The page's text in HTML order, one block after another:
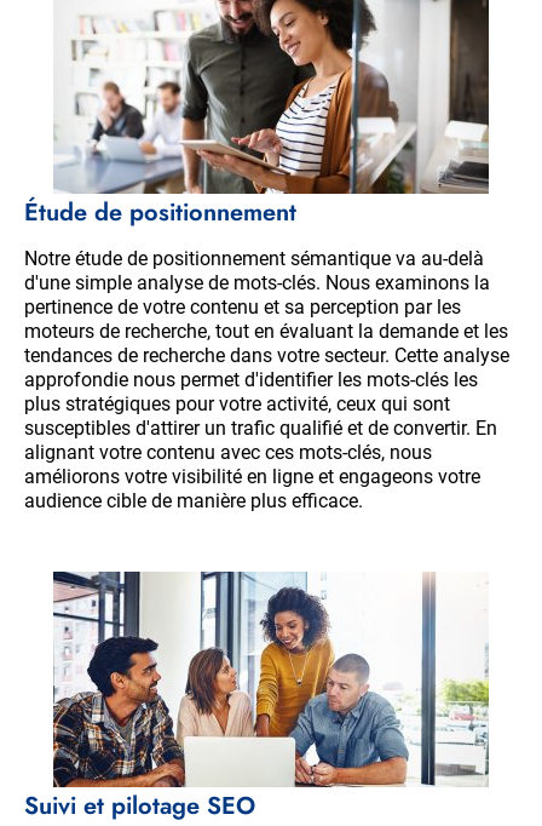
Étude de positionnement
Notre étude de positionnement sémantique va au-delà
d'une simple analyse de mots-clés. Nous examinons la
pertinence de votre contenu et sa perception par les
moteurs de recherche, tout en évaluant la demande et les
tendances de recherche dans votre secteur. Cette analyse
approfondie nous permet d'identifier les mots-clés les
plus stratégiques pour votre activité, ceux qui sont
susceptibles d'attirer un trafic qualifié et de convertir. En
alignant votre contenu avec ces mots-clés, nous
améliorons votre visibilité en ligne et engageons votre
audience cible de manière plus efficace.
Suivi et pilotage SEO